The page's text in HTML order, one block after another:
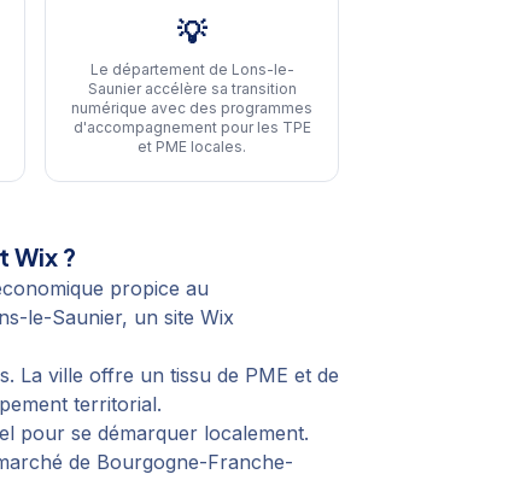
💡
Le département de Lons-le-
Saunier accélère sa transition
numérique avec des programmes
d'accompagnement pour les TPE
et PME locales.
Wix ?
propice au
le-Saunier, un site Wix
La ville offre un tissu de PME et de
territorial.
pour se démarquer localement.
de Bourgogne-Franche-